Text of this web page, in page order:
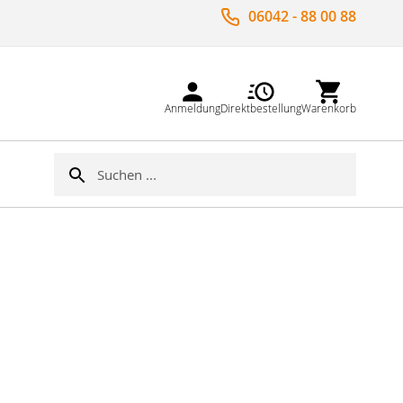
06042 - 88 00 88
AnmeldungDirektbestellungWarenkorb
Suche